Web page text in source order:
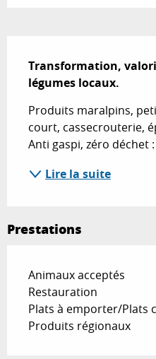
Transformation,
légumes locaux.
Produits maralpins,
court, cassecrouterie,
Anti gaspi, zéro déchet
Lire la suite
Prestations
Animaux acceptés
Restauration
Plats à emporter/Plats
Produits régionaux